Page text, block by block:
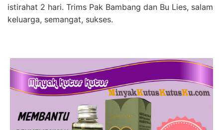
istirahat 2 hari. Trims Pak Bambang dan Bu Lies, salam
keluarga, semangat, sukses.